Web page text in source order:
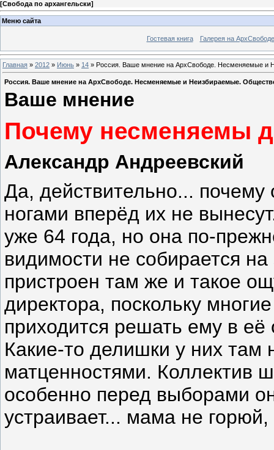
[Свобода по архангельски]
Меню сайта
Гостевая книга Галерея на АрхСвободе
Главная » 2012 » Июнь » 14 » Россия. Ваше мнение на АрхСвободе. Несменяемые и
Россия. Ваше мнение на АрхСвободе. Несменяемые и Неизбираемые.
Ваше мнение
Почему несменяемы
Александр Андреевский
Да, действительно... почему
ногами вперёд их не
уже 64 года, но она по-
видимости не собирается
пристроен там же и такое
директора, поскольку
приходится решать ему в её
Какие-то делишки у них там
матценностями. Коллектив
особенно перед выборами
устраивает... мама не горюй,